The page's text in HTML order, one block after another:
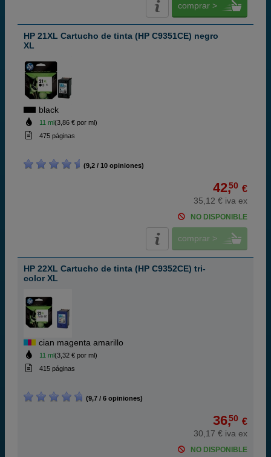
comprar >
HP 21XL Cartucho de tinta (HP C9351CE) negro
XL
black
11 ml(3,86 € por ml)
475 páginas
(9,2 / 10 opiniones)
42,50 €
35,12 € iva ex
NO DISPONIBLE
comprar >
HP 22XL Cartucho de tinta (HP C9352CE) tri-
color XL
cian magenta amarillo
11 ml(3,32 € por ml)
415 páginas
(9,7 / 6 opiniones)
36,50 €
30,17 € iva ex
NO DISPONIBLE